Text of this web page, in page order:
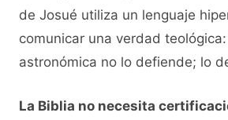
de Josué utiliza un lenguaje
comunicar una verdad teológica:
astronómica no lo defiende; lo
La Biblia no necesita